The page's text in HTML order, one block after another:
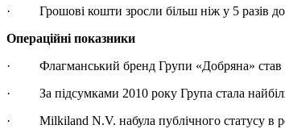
· Грошові кошти зросли більш ніж у 5 разів
Операційні показники
· Флагманський бренд Групи «Добряна» став
· За підсумками 2010 року Група стала
· Milkiland N.V. набула публічного статусу в